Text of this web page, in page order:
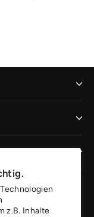
z.B. Inhalte